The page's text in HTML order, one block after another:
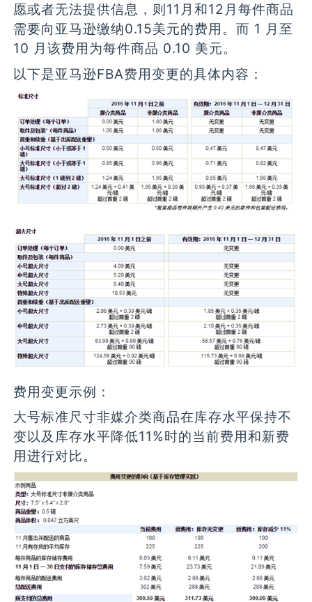
愿或者无法提供信息，则11月和12月每件商品
需要向亚马逊缴纳0.15美元的费用。而 1 月至
10 月该费用为每件商品 0.10 美元。
以下是亚马逊FBA费用变更的具体内容：
费用变更示例：
大号标准尺寸非媒介类商品在库存水平保持不
变以及库存水平降低11%时的当前费用和新费
用进行对比。